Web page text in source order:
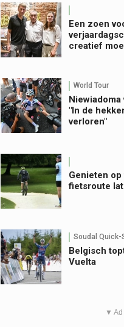
Een zoen
creatief
World Tour
"In de
verloren"
Genieten
fietsroute
Soudal Quick-
Belgisch
Vuelta
▼ Ad